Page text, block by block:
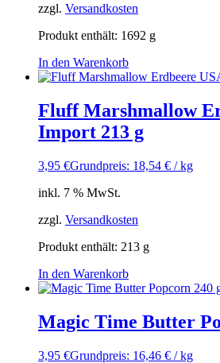
zzgl. Versandkosten
Produkt enthält: 1692 g
In den Warenkorb
Fluff Marshmallow
Import 213 g
3,95 €Grundpreis: 18,54 € / kg
inkl. 7 % MwSt.
zzgl. Versandkosten
Produkt enthält: 213 g
In den Warenkorb
Magic Time Butter
3,95 €Grundpreis: 16,46 € / kg